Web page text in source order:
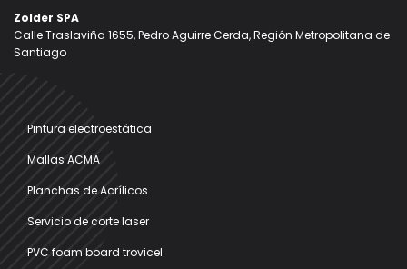
Zolder SPA
Calle Traslaviña 1655, Pedro Aguirre Cerda, Región Metropolitana de
Santiago
Pintura electroestática
Mallas ACMA
Planchas de Acrílicos
Servicio de corte laser
PVC foam board trovicel